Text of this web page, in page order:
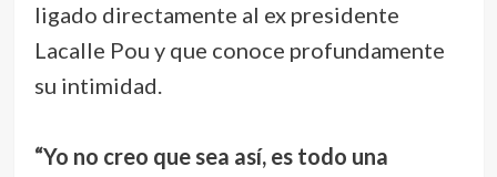
ligado directamente al ex presidente
Lacalle Pou y que conoce profundamente
su intimidad.
“Yo no creo que sea así, es todo una